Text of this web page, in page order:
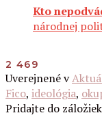
Kto
národnej
2 469
Uverejnené v
Fico, ideológia,
Pridajte do záložiek